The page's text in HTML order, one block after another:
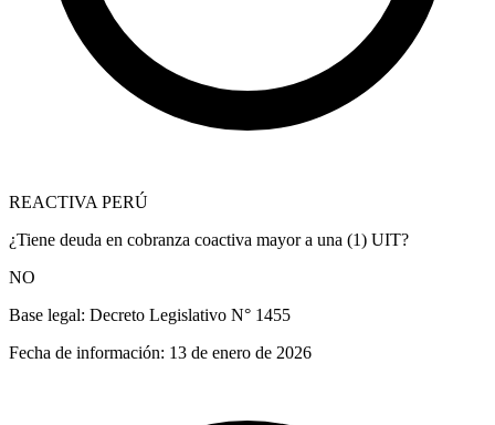
REACTIVA PERÚ
¿Tiene deuda en cobranza coactiva mayor a una (1) UIT?
NO
Base legal: Decreto Legislativo N° 1455
Fecha de información: 13 de enero de 2026